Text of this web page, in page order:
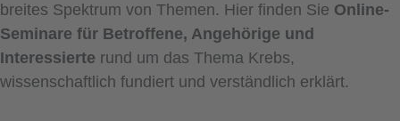
breites Spektrum von Themen. Hier finden Sie Online-
Seminare für Betroffene, Angehörige und
Interessierte rund um das Thema Krebs,
wissenschaftlich fundiert und verständlich erklärt.